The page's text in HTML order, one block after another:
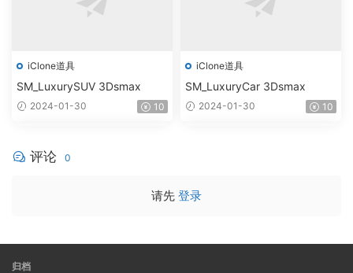
iClone道具
SM_LuxurySUV 3Dsmax
2024-01-30 10
iClone道具
SM_LuxuryCar 3Dsmax
2024-01-30 10
评论 0
请先 登录
归档